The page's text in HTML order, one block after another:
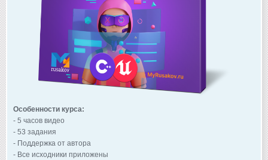
Особенности курса:
- 5 часов видео
- 53 задания
- Поддержка от автора
- Все исходники приложены